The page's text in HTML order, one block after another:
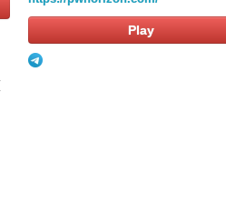
Play